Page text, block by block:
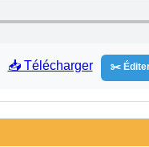
📥 Télécharger ✂️